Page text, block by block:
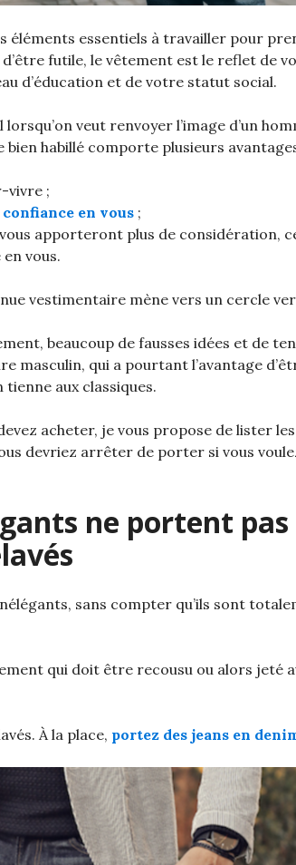
éléments essentiels à travailler pour
d’être futile, le vêtement est le reflet de
d’éducation et de votre statut social.
veut renvoyer l’image d’un
bien habillé comporte plusieurs
vivre ;
en vous ;
apporteront plus de considération,
vous.
vestimentaire mène vers un cercle
beaucoup de fausses idées et de
masculin, qui a pourtant l’avantage
tienne aux classiques.
acheter, je vous propose de lister les
devriez arrêter de porter si vous
ne portent pas
sans compter qu’ils sont
qui doit être recousu ou alors jeté
À la place, portez des jeans en